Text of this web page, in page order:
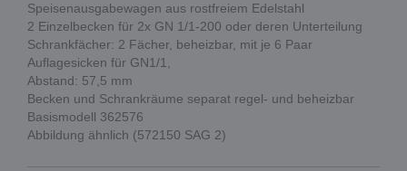
Speisenausgabewagen aus rostfreiem Edelstahl
2 Einzelbecken für 2x GN 1/1-200 oder deren Unterteilung
Schrankfächer: 2 Fächer, beheizbar, mit je 6 Paar
Auflagesicken für GN1/1,
Abstand: 57,5 mm
Becken und Schrankräume separat regel- und beheizbar
Basismodell 362576
Abbildung ähnlich (572150 SAG 2)